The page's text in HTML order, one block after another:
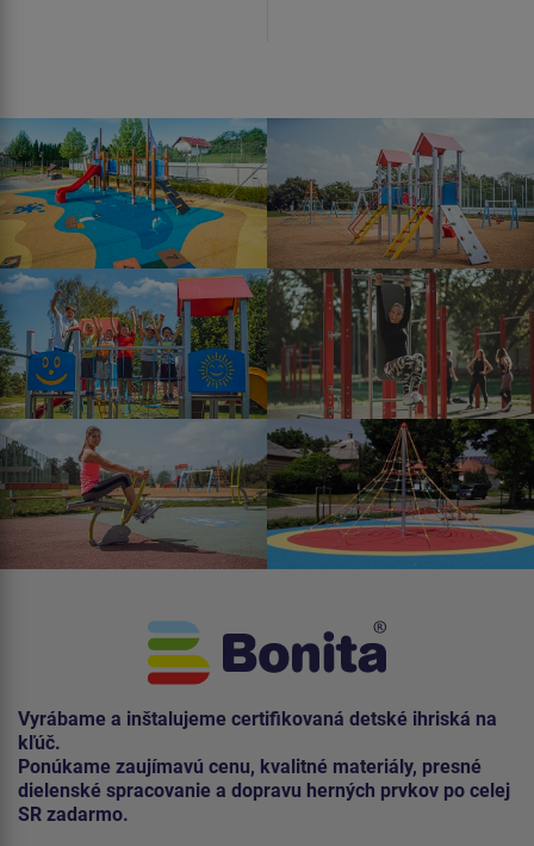
Vyrábame a inštalujeme certifikovaná detské ihriská na
kľúč.
Ponúkame zaujímavú cenu, kvalitné materiály, presné
dielenské spracovanie a dopravu herných prvkov po celej
SR zadarmo.